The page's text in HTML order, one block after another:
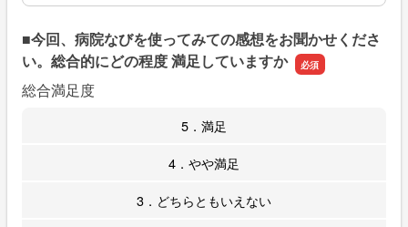
■今回、病院なびを使ってみての感想をお聞かせくださ
い。総合的にどの程度 満足していますか
総合満足度
5．満足
4．やや満足
3．どちらともいえない